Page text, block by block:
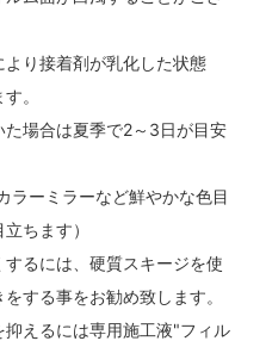
り接着剤が乳化した状態
。
場合は夏季で2～3日が目安
ラーミラーなど鮮やかな色目
ちます）
るには、硬質スキージを使
する事をお勧め致します。
えるには専用施工液"フィル